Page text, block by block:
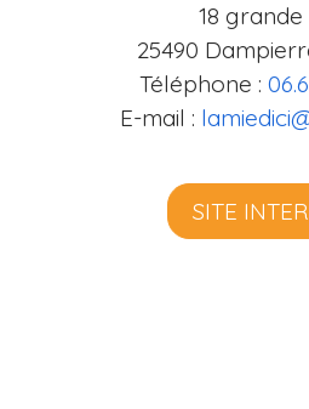
18
25490
Téléphone :
E-mail :
SITE